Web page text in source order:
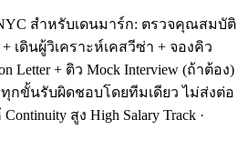
สำหรับเดนมาร์ก: ตรวจคุณสมบัติ
+ เดินผู้วิเคราะห์เคสวีซ่า + จองคิว
Letter + ติว Mock Interview (ถ้าต้อง)
กขั้นรับผิดชอบโดยทีมเดียว ไม่ส่งต่อ
สูง High Salary Track ·